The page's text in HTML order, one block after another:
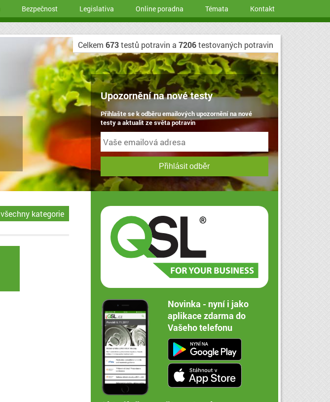
Bezpečnost Legislativa Online poradna Témata Kontakt
Celkem 673testů potravin a 7206testovaných potravin
Upozornění na nové testy
Přihlašte se k odběru emailových upozornění na nové
testy a aktualit ze světa potravin
Přihlásit odběr
všechny kategorie
Novinka - nyní i jako
aplikace zdarma do
Vašeho telefonu